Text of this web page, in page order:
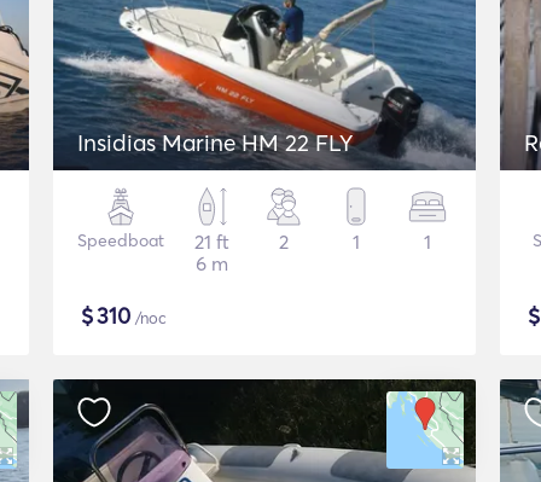
Insidias Marine HM 22 FLY
Speedboat
21 ft
6 m
2 1 1
$310 /noc